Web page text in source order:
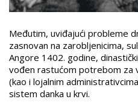
Međutim, uviđajući probleme
zasnovan na zarobljenicima,
Angore 1402. godine,
vođen rastućom potrebom za
(kao i lojalnim
sistem danka u krvi.